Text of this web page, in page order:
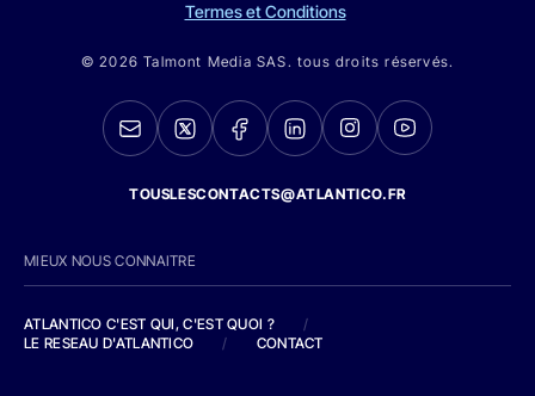
Termes et Conditions
© 2026 Talmont Media SAS. tous droits réservés.
TOUSLESCONTACTS@ATLANTICO.FR
MIEUX NOUS CONNAITRE
ATLANTICO C'EST QUI, C'EST QUOI ?
/
LE RESEAU D'ATLANTICO
/ CONTACT